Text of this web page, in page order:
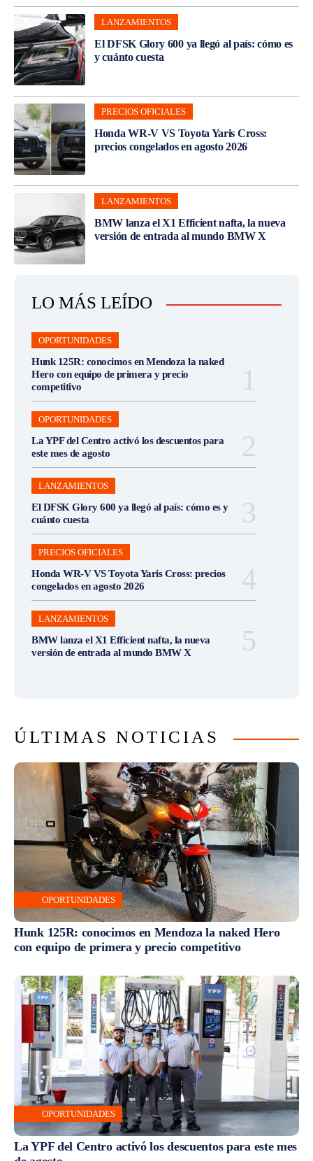
LANZAMIENTOS
El DFSK Glory 600 ya llegó al país: cómo es
y cuánto cuesta
PRECIOS OFICIALES
Honda WR-V VS Toyota Yaris Cross:
precios congelados en agosto 2026
LANZAMIENTOS
BMW lanza el X1 Efficient nafta, la nueva
versión de entrada al mundo BMW X
LO MÁS LEÍDO
OPORTUNIDADES
Hunk 125R: conocimos en Mendoza la naked
Hero con equipo de primera y precio
competitivo
OPORTUNIDADES
La YPF del Centro activó los descuentos para
este mes de agosto
LANZAMIENTOS
El DFSK Glory 600 ya llegó al país: cómo es y
cuánto cuesta
PRECIOS OFICIALES
Honda WR-V VS Toyota Yaris Cross: precios
congelados en agosto 2026
LANZAMIENTOS
BMW lanza el X1 Efficient nafta, la nueva
versión de entrada al mundo BMW X
ÚLTIMAS NOTICIAS
OPORTUNIDADES
Hunk 125R: conocimos en Mendoza la naked Hero
con equipo de primera y precio competitivo
OPORTUNIDADES
La YPF del Centro activó los descuentos para este mes